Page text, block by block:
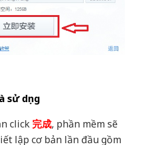
dụng
click 完成, phần mềm sẽ
lập cơ bản lần đầu gồm